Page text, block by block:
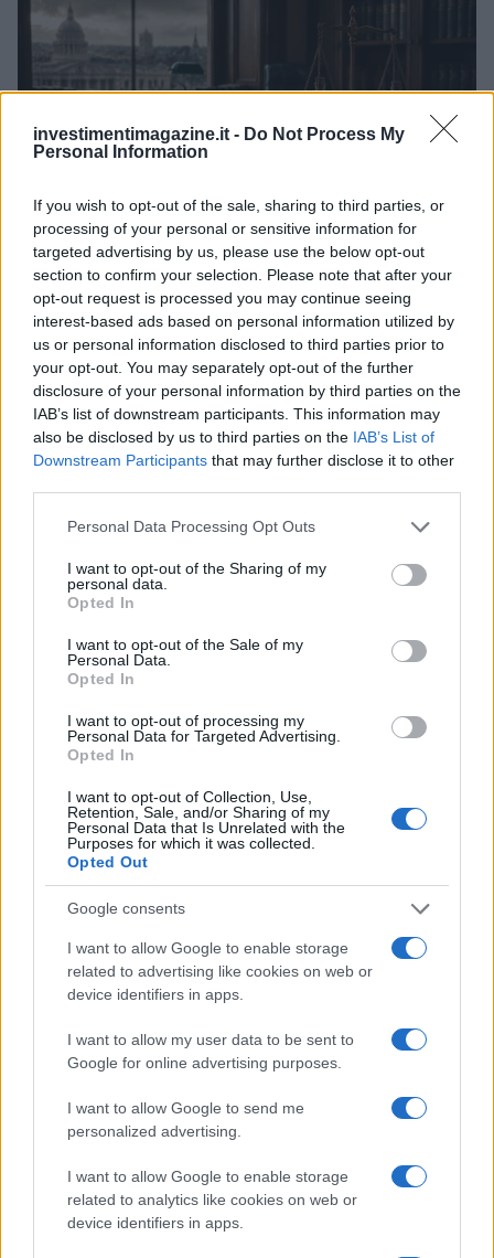
investimentimagazine.it - Do Not Process My
Personal Information
If you wish to opt-out of the sale, sharing to third parties, or
processing of your personal or sensitive information for
targeted advertising by us, please use the below opt-out
section to confirm your selection. Please note that after your
opt-out request is processed you may continue seeing
interest-based ads based on personal information utilized by
us or personal information disclosed to third parties prior to
your opt-out. You may separately opt-out of the further
disclosure of your personal information by third parties on the
IAB’s list of downstream participants. This information may
also be disclosed by us to third parties on the IAB’s List of
Downstream Participants that may further disclose it to other
Please note that this website/app uses one or more Google
not limited to your visit or usage behaviour. You may click to
grant or deny consent to Google and its third-party tags to
use your data for below specified purposes in below Google
consent section.
Personal Data Processing Opt Outs
I want to opt-out of the Sharing of my
personal data.
Opted In
I want to opt-out of the Sale of my
Personal Data.
Opted In
I want to opt-out of processing my
Personal Data for Targeted Advertising.
Opted In
I want to opt-out of Collection, Use,
Retention, Sale, and/or Sharing of my
Personal Data that Is Unrelated with the
Purposes for which it was collected.
Opted Out
Google consents
I want to allow Google to enable storage
related to advertising like cookies on web or
device identifiers in apps.
I want to allow my user data to be sent to
Google for online advertising purposes.
I want to allow Google to send me
personalized advertising.
I want to allow Google to enable storage
related to analytics like cookies on web or
device identifiers in apps.
Novità fiscali 2026: cosa cambia con i nuovi decreti del Governo
Andrea Innocenti · 4 Ago 2026
FISCO
DAC8 e cripto-tasse: obblighi, documenti e controlli per
Edoardo Vitali · 4 Ago 2026
Guida DAC8 per crypto: tracciamento, evidenze e report
Edoardo Vitali · 3 Ago 2026
QUOTAZIONI CRYPTO